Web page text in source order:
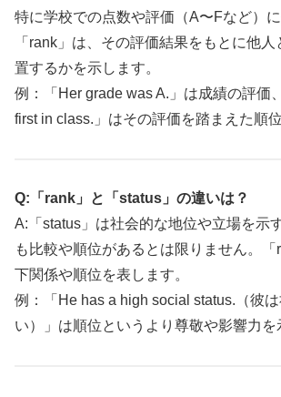
特に学校での点数や評価（A〜Fなど）に
「rank」は、その評価結果をもとに他
置するかを示します。
例：「Her grade was A.」は成績の評価
first in class.」はその評価を踏まえた順位
Q:「rank」と「status」の違いは？
A:「status」は社会的な地位や立場を示
も比較や順位があるとは限りません。
下関係や順位を表します。
例：「He has a high social status.（彼
い）」は順位というより尊敬や影響力を